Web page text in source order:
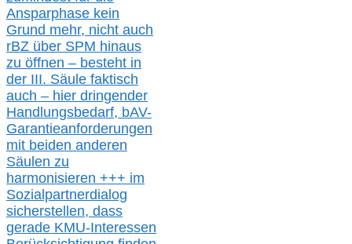
Ansparphase kein
Grund mehr, nicht auch
rBZ über SPM hinaus
zu öffnen – besteht in
der III. Säule faktisch
auch – hier dringender
Handlungsbedarf, bAV-
Garantieanforderungen
mit beiden anderen
Säulen zu
harmonisieren +++ im
Sozialpartnerdialog
sicherstellen, dass
gerade KMU-Interessen